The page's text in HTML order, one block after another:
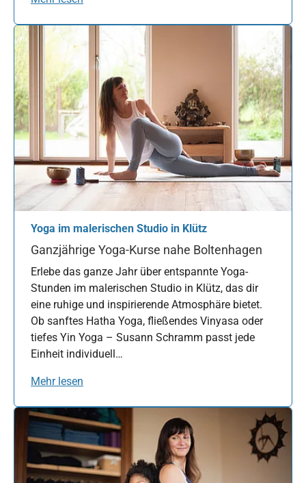
Yoga im malerischen Studio in Klütz
Ganzjährige Yoga-Kurse nahe Boltenhagen
Erlebe das ganze Jahr über entspannte Yoga-
Stunden im malerischen Studio in Klütz, das dir
eine ruhige und inspirierende Atmosphäre bietet.
Ob sanftes Hatha Yoga, fließendes Vinyasa oder
tiefes Yin Yoga – Susann Schramm passt jede
Einheit individuell…
Mehr lesen